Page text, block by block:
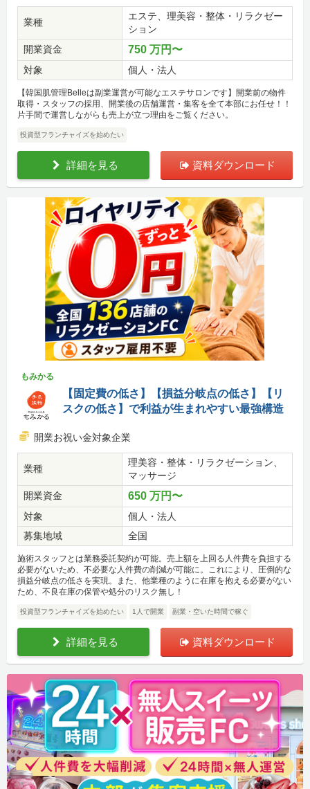
業種
エステ、理美容・整体・リラクゼー
ション
開業資金
750 万円〜
対象 個人・法人
【韓国肌管理Belleは副業運営が可能なエステサロンです】開業前の物件
取得・スタッフの採用、開業後の店舗運営・集客を全て本部にお任せ！！
片手間で運営しながらも売上が立つ理由をご覧ください。
投資型フランチャイズを始めたい
詳細を見る 資料ダウンロード
もみかる
【固定費の低さ】【損益分岐点の低さ】【リ
スクの低さ】で利益が生まれやすい最強構造
開業お祝い金対象企業
業種
理美容・整体・リラクゼーション、
マッサージ
開業資金
650 万円〜
対象
個人・法人
募集地域
全国
施術スタッフとは業務委託契約が可能。売上額を上回る人件費を負担する
必要がないため、不必要な人件費の削減が可能に。これにより、圧倒的な
損益分岐点の低さを実現。また、他業種のように在庫を抱える必要がない
ため、不良在庫の保管や処分のリスク無し！
投資型フランチャイズを始めたい 1人で開業 副業・空いた時間で稼ぐ
詳細を見る 資料ダウンロード